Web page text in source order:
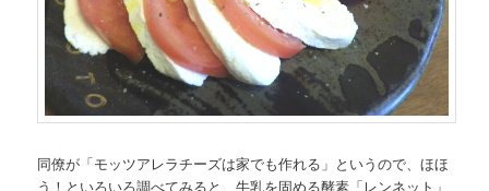
同僚が「モッツアレラチーズは家でも作れる」というので、ほほ
う！といろいろ調べてみると、牛乳を固める酵素「レンネット」